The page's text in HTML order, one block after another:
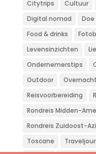
Citytrips
Cultuur
Digital nomad
Food & drinks
Levensinzichten
Ondernemerstips
Outdoor
Reisvoorbereiding
Rondreis Midden-
Rondreis Zuidoost-
Toscane